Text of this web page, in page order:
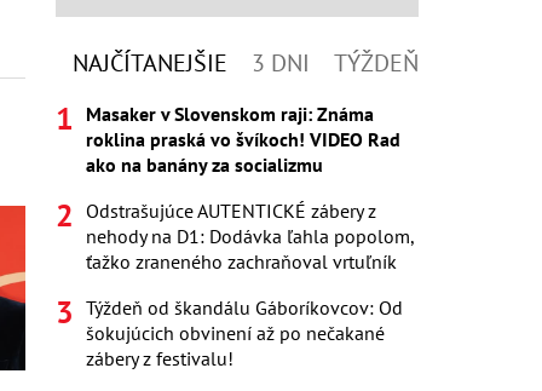
NAJČÍTANEJŠIE 3 DNI TÝŽDEŇ
Masaker v Slovenskom raji: Známa
roklina praská vo švíkoch! VIDEO Rad
ako na banány za socializmu
Odstrašujúce AUTENTICKÉ zábery z
nehody na D1: Dodávka ľahla popolom,
ťažko zraneného zachraňoval vrtuľník
Týždeň od škandálu Gáboríkovcov: Od
šokujúcich obvinení až po nečakané
zábery z festivalu!